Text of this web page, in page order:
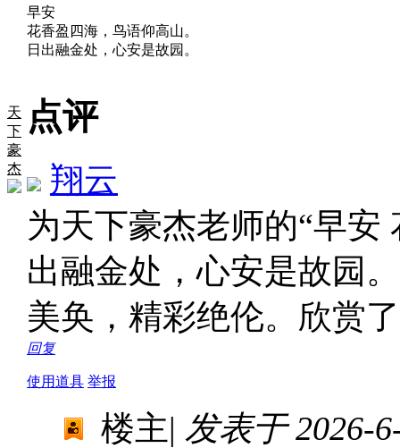
天
下
豪
杰
早安
花香盈四海，鸟语仰高山。
日出融金处，心安是故园。
点评
翔云
为天下豪杰老师的“早安
出融金处，心安是故园
美奂，精彩绝伦。欣赏
回复
使用道具 举报
楼主| 发表于 2026-